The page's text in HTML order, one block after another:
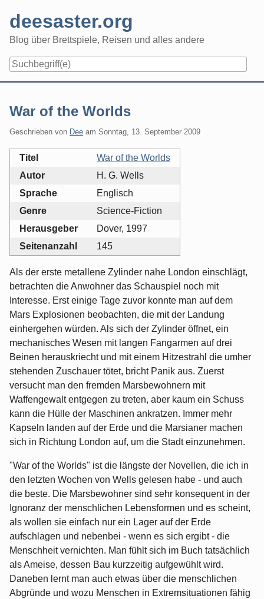
content
deesaster.org
Blog über Brettspiele, Reisen und alles andere
War of the Worlds
Geschrieben von Dee am Sonntag, 13. September 2009
Titel
War of the Worlds
Autor
H. G. Wells
Sprache
Englisch
Genre
Science-Fiction
Herausgeber
Dover, 1997
Seitenanzahl
145
Als der erste metallene Zylinder nahe London einschlägt,
betrachten die Anwohner das Schauspiel noch mit
Interesse. Erst einige Tage zuvor konnte man auf dem
Mars Explosionen beobachten, die mit der Landung
einhergehen würden. Als sich der Zylinder öffnet, ein
mechanisches Wesen mit langen Fangarmen auf drei
Beinen herauskriecht und mit einem Hitzestrahl die umher
stehenden Zuschauer tötet, bricht Panik aus. Zuerst
versucht man den fremden Marsbewohnern mit
Waffengewalt entgegen zu treten, aber kaum ein Schuss
kann die Hülle der Maschinen ankratzen. Immer mehr
Kapseln landen auf der Erde und die Marsianer machen
sich in Richtung London auf, um die Stadt einzunehmen.
"War of the Worlds" ist die längste der Novellen, die ich in
den letzten Wochen von Wells gelesen habe - und auch
die beste. Die Marsbewohner sind sehr konsequent in der
Ignoranz der menschlichen Lebensformen und es scheint,
als wollen sie einfach nur ein Lager auf der Erde
aufschlagen und nebenbei - wenn es sich ergibt - die
Menschheit vernichten. Man fühlt sich im Buch tatsächlich
als Ameise, dessen Bau kurzzeitig aufgewühlt wird.
Daneben lernt man auch etwas über die menschlichen
Abgründe und wozu Menschen in Extremsituationen fähig